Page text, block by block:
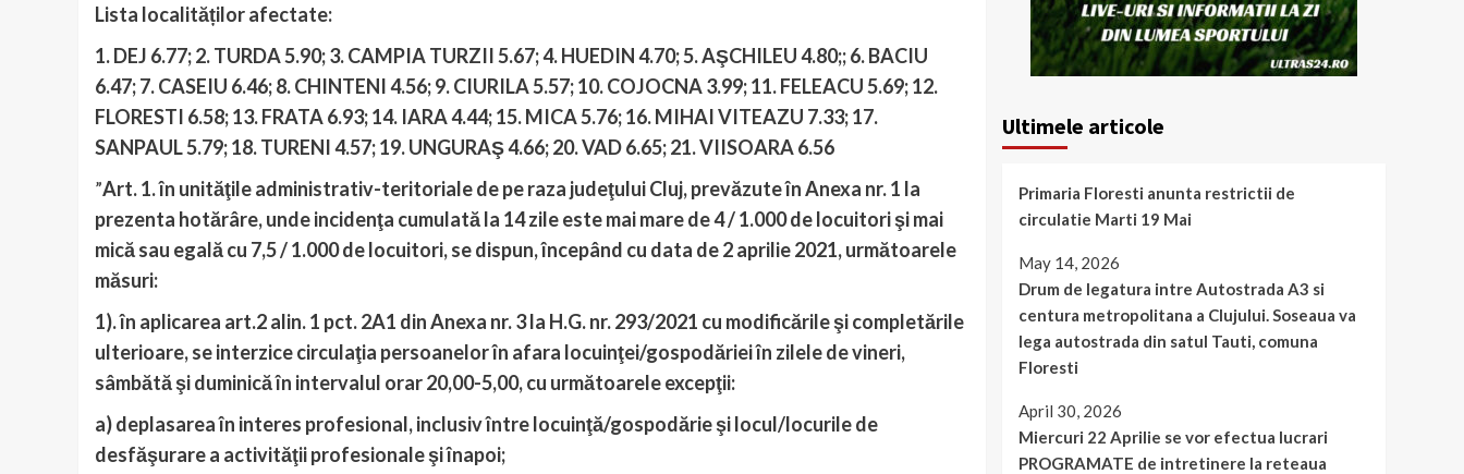
Lista localităților afectate:
1. DEJ 6.77;2. TURDA 5.90;3. CAMPIA TURZII 5.67;4. HUEDIN 4.70; 5. AŞCHILEU 4.80;;6. BACIU
6.47;7. CASEIU 6.46;8. CHINTENI 4.56;9. CIURILA 5.57;10. COJOCNA 3.99;11. FELEACU 5.69;12.
FLORESTI 6.58;13. FRATA 6.93;14. IARA 4.44;15. MICA 5.76;16. MIHAI VITEAZU 7.33;17.
SANPAUL 5.79;18. TURENI 4.57;19. UNGURAŞ 4.66;20. VAD 6.65;21. VIISOARA 6.56
”Art. 1. în unităţile administrativ-teritoriale de pe raza judeţului Cluj, prevăzute în Anexa nr. 1 la
prezenta hotărâre, unde incidenţa cumulată la 14 zile este mai mare de 4 / 1.000 de locuitori şi mai
mică sau egală cu 7,5 / 1.000 de locuitori, se dispun, începând cu data de 2 aprilie 2021, următoarele
măsuri:
1). în aplicarea art.2 alin. 1 pct. 2A1 din Anexa nr. 3 la H.G. nr. 293/2021 cu modificările şi completările
ulterioare, se interzice circulaţia persoanelor în afara locuinţei/gospodăriei în zilele de vineri,
sâmbătă şi duminică în intervalul orar 20,00-5,00, cu următoarele excepţii:
a) deplasarea în interes profesional, inclusiv între locuinţă/gospodărie şi locul/locurile de
desfăşurare a activităţii profesionale şi înapoi;
Ultimele articole
Primaria Floresti anunta restrictii de
circulatie Marti 19 Mai
May 14, 2026
Drum de legatura intre Autostrada A3 si
centura metropolitana a Clujului. Soseaua va
lega autostrada din satul Tauti, comuna
Floresti
April 30, 2026
Miercuri 22 Aprilie se vor efectua lucrari
PROGRAMATE de intretinere la reteaua